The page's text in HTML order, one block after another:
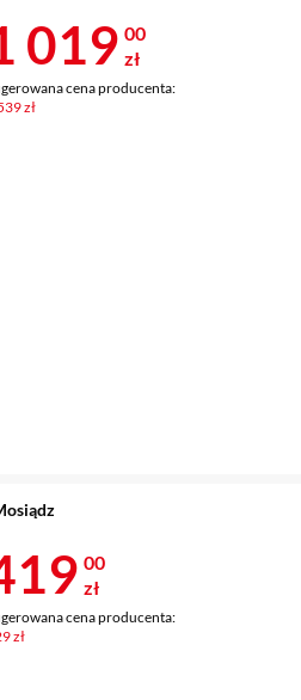
1 019 zł
019 00
zł
cena producenta:
zł
419 zł
00
zł
cena producenta:
zł